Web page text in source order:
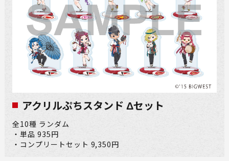
アクリルぷちスタンド Δセット
全10種 ランダム
・単品 935円
・コンプリートセット 9,350円